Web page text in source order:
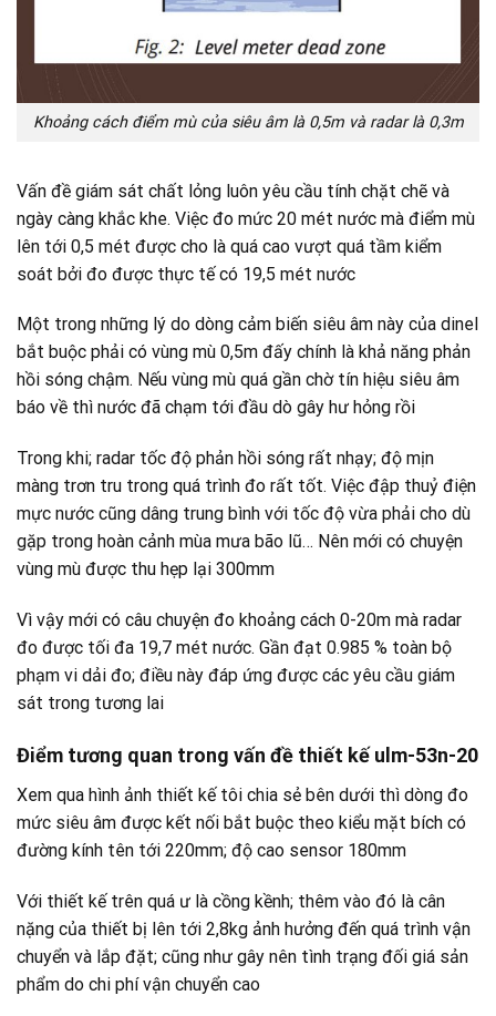
Khoảng cách điểm mù của siêu âm là 0,5m và radar là 0,3m
Vấn đề giám sát chất lỏng luôn yêu cầu tính chặt chẽ và
ngày càng khắc khe. Việc đo mức 20 mét nước mà điểm mù
lên tới 0,5 mét được cho là quá cao vượt quá tầm kiểm
soát bởi đo được thực tế có 19,5 mét nước
Một trong những lý do dòng cảm biến siêu âm này của dinel
bắt buộc phải có vùng mù 0,5m đấy chính là khả năng phản
hồi sóng chậm. Nếu vùng mù quá gần chờ tín hiệu siêu âm
báo về thì nước đã chạm tới đầu dò gây hư hỏng rồi
Trong khi; radar tốc độ phản hồi sóng rất nhạy; độ mịn
màng trơn tru trong quá trình đo rất tốt. Việc đập thuỷ điện
mực nước cũng dâng trung bình với tốc độ vừa phải cho dù
gặp trong hoàn cảnh mùa mưa bão lũ… Nên mới có chuyện
vùng mù được thu hẹp lại 300mm
Vì vậy mới có câu chuyện đo khoảng cách 0-20m mà radar
đo được tối đa 19,7 mét nước. Gần đạt 0.985 % toàn bộ
phạm vi dải đo; điều này đáp ứng được các yêu cầu giám
sát trong tương lai
Điểm tương quan trong vấn đề thiết kế ulm-53n-20
Xem qua hình ảnh thiết kế tôi chia sẻ bên dưới thì dòng đo
mức siêu âm được kết nối bắt buộc theo kiểu mặt bích có
đường kính tên tới 220mm; độ cao sensor 180mm
Với thiết kế trên quá ư là cồng kềnh; thêm vào đó là cân
nặng của thiết bị lên tới 2,8kg ảnh hưởng đến quá trình vận
chuyển và lắp đặt; cũng như gây nên tình trạng đối giá sản
phẩm do chi phí vận chuyển cao